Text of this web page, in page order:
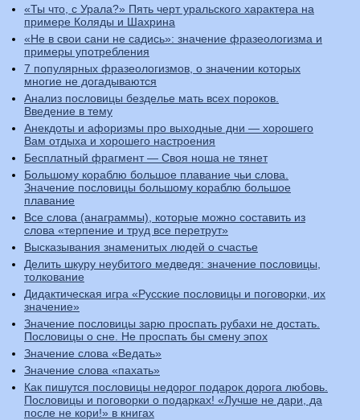
«Ты что, с Урала?» Пять черт уральского характера на
примере Коляды и Шахрина
«Не в свои сани не садись»: значение фразеологизма и
примеры употребления
7 популярных фразеологизмов, о значении которых
многие не догадываются
Анализ пословицы безделье мать всех пороков.
Введение в тему
Анекдоты и афоризмы про выходные дни — хорошего
Вам отдыха и хорошего настроения
Бесплатный фрагмент — Своя ноша не тянет
Большому кораблю большое плавание чьи слова.
Значение пословицы большому кораблю большое
плавание
Все слова (анаграммы), которые можно составить из
слова «терпение и труд все перетрут»
Высказывания знаменитых людей о счастье
Делить шкуру неубитого медведя: значение пословицы,
толкование
Дидактическая игра «Русские пословицы и поговорки, их
значение»
Значение пословицы зарю проспать рубахи не достать.
Пословицы о сне. Не проспать бы смену эпох
Значение слова «Ведать»
Значение слова «пахать»
Как пишутся пословицы недорог подарок дорога любовь.
Пословицы и поговорки о подарках! «Лучше не дари, да
после не кори!» в книгах